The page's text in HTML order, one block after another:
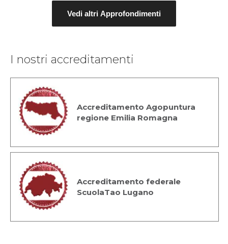
Vedi altri Approfondimenti
I nostri accreditamenti
Accreditamento Agopuntura
regione Emilia Romagna
Accreditamento federale
ScuolaTao Lugano